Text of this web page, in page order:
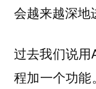
会越来越深地
过去我们说
程加一个功